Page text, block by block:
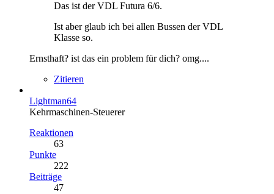
Das ist der VDL Futura 6/6.
Ist aber glaub ich bei allen Bussen der VDL
Klasse so.
Ernsthaft? ist das ein problem für dich? omg....
Zitieren
Lightman64
Kehrmaschinen-Steuerer
Reaktionen
63
Punkte
222
Beiträge
47